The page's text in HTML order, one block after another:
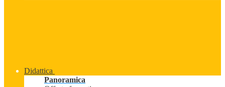
Didattica
Panoramica